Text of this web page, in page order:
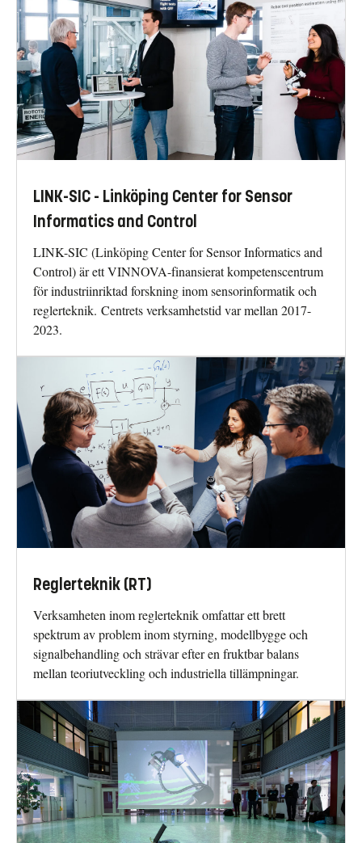
LINK-SIC - Linköping Center for Sensor
Informatics and Control
LINK-SIC (Linköping Center for Sensor Informatics and
Control) är ett VINNOVA-finansierat kompetenscentrum
för industriinriktad forskning inom sensorinformatik och
reglerteknik. Centrets verksamhetstid var mellan 2017-
2023.
Reglerteknik (RT)
Verksamheten inom reglerteknik omfattar ett brett
spektrum av problem inom styrning, modellbygge och
signalbehandling och strävar efter en fruktbar balans
mellan teoriutveckling och industriella tillämpningar.